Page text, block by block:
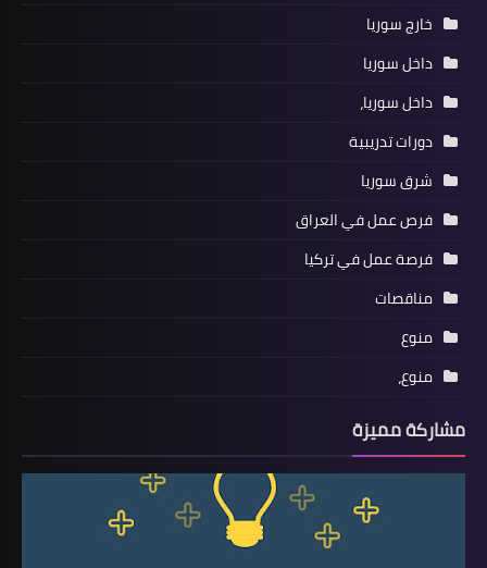
خارج سوريا
داخل سوريا
داخل سوريا،
دورات تدريبية
شرق سوريا
فرص عمل في العراق
فرصة عمل في تركيا
مناقصات
منوع
منوع،
مشاركة مميزة